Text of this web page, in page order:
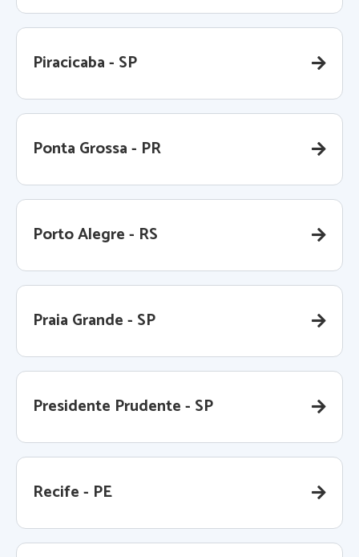
Piracicaba - SP
Ponta Grossa - PR
Porto Alegre - RS
Praia Grande - SP
Presidente Prudente - SP
Recife - PE